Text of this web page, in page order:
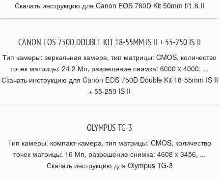
Скачать инструкцию для Canon EOS 760D Kit 50mm f/1.8 II
CANON EOS 750D DOUBLE KIT 18-55MM IS II + 55-250 IS II
Тип камеры: зеркальная камера, тип матрицы: CMOS, количество
точек матрицы: 24.2 Мп, разрешение снимка: 6000 x 4000, ...
Скачать инструкцию для Canon EOS 750D Double Kit 18-55mm IS II
+ 55-250 IS II
OLYMPUS TG-3
Тип камеры: компакт-камера, тип матрицы: CMOS, количество
точек матрицы: 16 Мп, разрешение снимка: 4608 x 3456, ...
Скачать инструкцию для Olympus TG-3